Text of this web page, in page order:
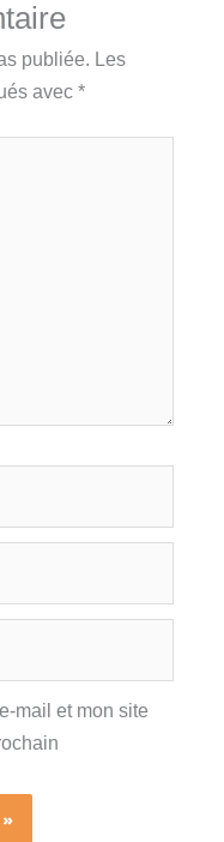
publiée. Les
avec *
mail et mon site